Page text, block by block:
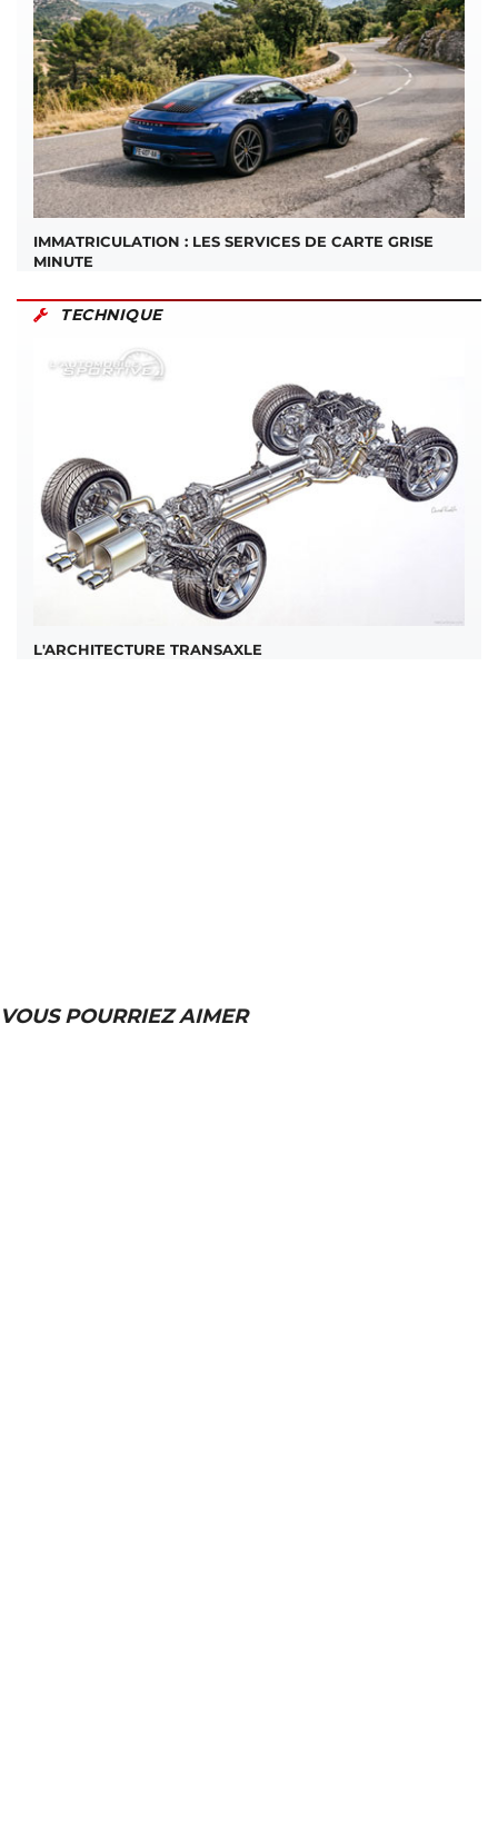
IMMATRICULATION : LES SERVICES DE CARTE GRISE
MINUTE
TECHNIQUE
L'ARCHITECTURE TRANSAXLE
VOUS POURRIEZ AIMER